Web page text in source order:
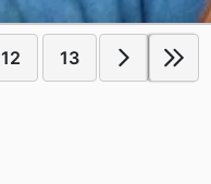
12 13